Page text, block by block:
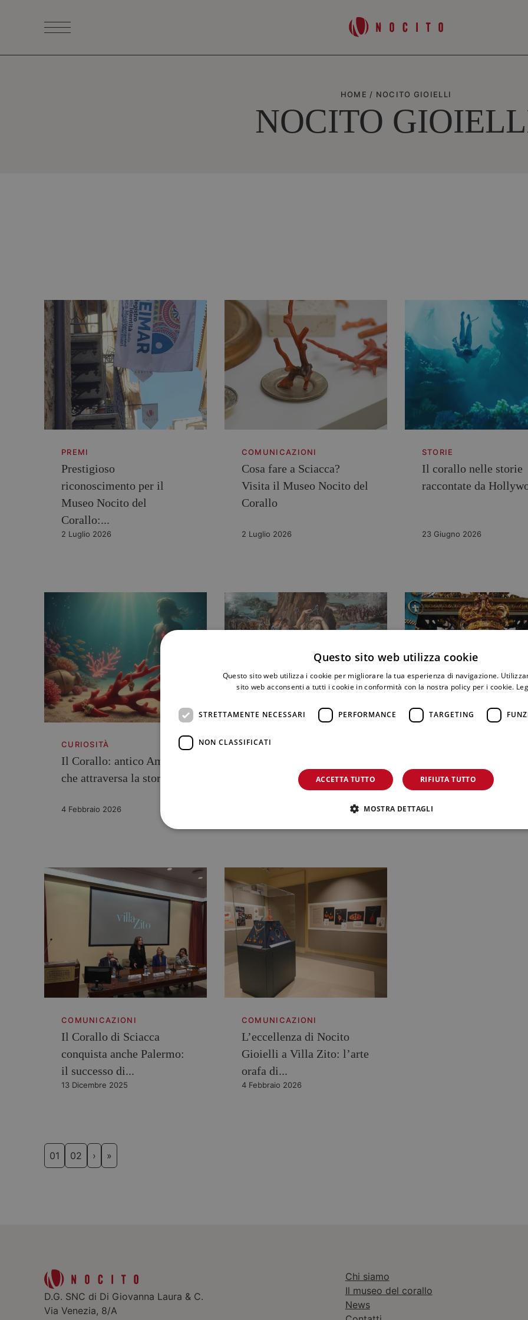
HOME / NOCITO GIOIELLI
NOCITO
PREMI
Prestigioso
riconoscimento per il
Museo Nocito del
Corallo:...
2 Luglio 2026
COMUNICAZIONI
Cosa fare a Sciacca?
Visita il Museo Nocito del
Corallo
2 Luglio 2026
STORIE
Il corallo nelle storie
raccontate da
23 Giugno 2026
CURIOSITÀ
Il Corallo: antico Amuleto
che attraversa la storia
4 Febbraio 2026
CURIOSITÀ
l’anima mitologica del
nostro restauro de “I
Gioielli...
13 Febbraio 2026
COMUNICAZIONI
Il Corallo di Sciacca
conquista anche Palermo:
il successo di...
13 Dicembre 2025
COMUNICAZIONI
L’eccellenza di Nocito
Gioielli a Villa Zito: l’arte
orafa di...
4 Febbraio 2026
01 02 › »
D.G. SNC di Di Giovanna Laura & C.
Via Venezia, 8/A
Chi siamo
Il museo del corallo
News
Questo sito web utilizza cookie
Questo sito web utilizza i cookie per migliorare la tua esperienza di navigazione.
sito web acconsenti a tutti i cookie in conformità con la nostra policy per i cookie.
STRETTAMENTE NECESSARI PERFORMANCE TARGETING
NON CLASSIFICATI
ACCETTA TUTTO RIFIUTA TUTTO
MOSTRA DETTAGLI